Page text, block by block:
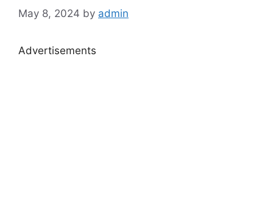
May 8, 2024 by admin
Advertisements